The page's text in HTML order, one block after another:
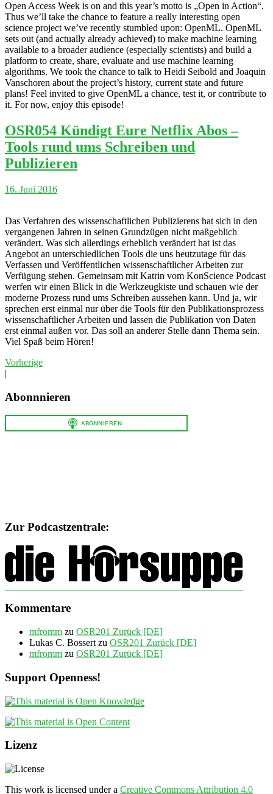
Open Access Week is on and this year’s motto is „Open in Action“.
Thus we’ll take the chance to feature a really interesting open
science project we’ve recently stumbled upon: OpenML. OpenML
sets out (and actually already achieved) to make machine learning
available to a broader audience (especially scientists) and build a
platform to create, share, evaluate and use machine learning
algorithms. We took the chance to talk to Heidi Seibold and Joaquin
Vanschoren about the project’s history, current state and future
plans! Feel invited to give OpenML a chance, test it, or contribute to
it. For now, enjoy this episode!
OSR054 Kündigt Eure Netflix Abos –
Tools rund ums Schreiben und
Publizieren
16. Juni 2016
Das Verfahren des wissenschaftlichen Publizierens hat sich in den
vergangenen Jahren in seinen Grundzügen nicht maßgeblich
verändert. Was sich allerdings erheblich verändert hat ist das
Angebot an unterschiedlichen Tools die uns heutzutage für das
Verfassen und Veröffentlichen wissenschaftlicher Arbeiten zur
Verfügung stehen. Gemeinsam mit Katrin vom KonScience Podcast
werfen wir einen Blick in die Werkzeugkiste und schauen wie der
moderne Prozess rund ums Schreiben aussehen kann. Und ja, wir
sprechen erst einmal nur über die Tools für den Publikationsprozess
wissenschaftlicher Arbeiten und lassen die Publikation von Daten
erst einmal außen vor. Das soll an anderer Stelle dann Thema sein.
Viel Spaß beim Hören!
Vorherige
|
Abonnnieren
Zur Podcastzentrale:
Kommentare
mfromm zu OSR201 Zurück [DE]
Lukas C. Bossert zu OSR201 Zurück [DE]
mfromm zu OSR201 Zurück [DE]
Support Openness!
Lizenz
This work is licensed under a Creative Commons Attribution 4.0